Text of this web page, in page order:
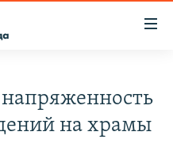
на храмы